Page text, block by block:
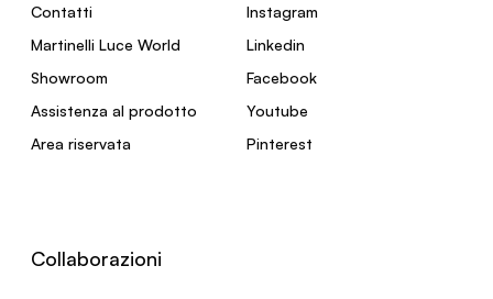
Contatti
Martinelli Luce World
Showroom
Assistenza al prodotto
Area riservata
Instagram
Linkedin
Facebook
Youtube
Pinterest
Collaborazioni